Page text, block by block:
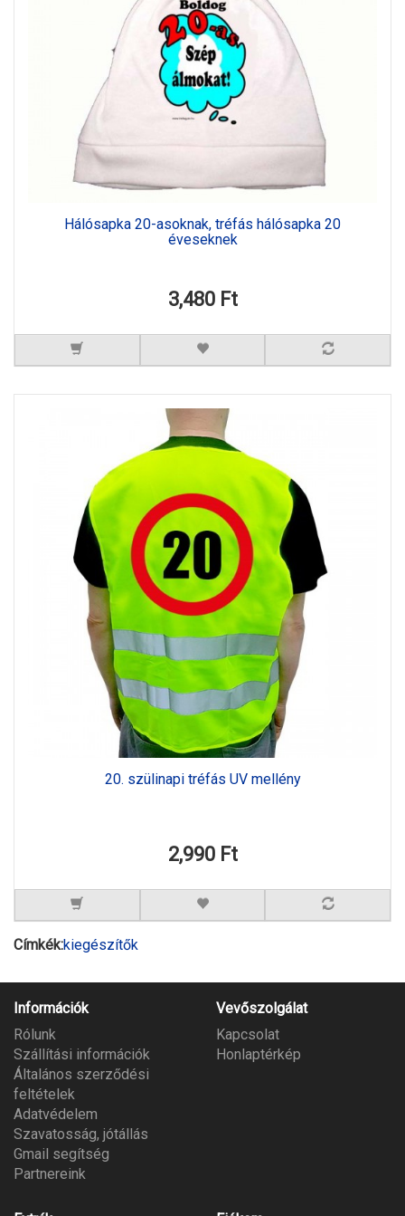
Hálósapka 20-asoknak, tréfás hálósapka 20
éveseknek
3,480 Ft
20. szülinapi tréfás UV mellény
2,990 Ft
Címkék:kiegészítők
Információk
Rólunk
Szállítási információk
Általános szerződési
feltételek
Adatvédelem
Szavatosság, jótállás
Gmail segítség
Partnereink
Vevőszolgálat
Kapcsolat
Honlaptérkép